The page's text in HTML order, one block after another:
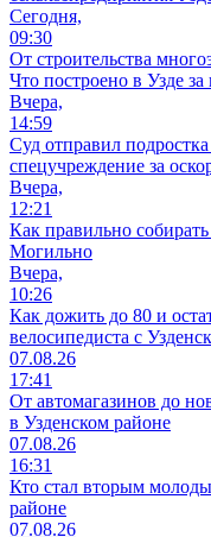
Сегодня,
09:30
От строительства
Что построено в Узде за
Вчера,
14:59
Суд отправил
спецучреждение за
Вчера,
12:21
Как правильно
Могильно
Вчера,
10:26
Как дожить до 80 и
велосипедиста с
07.08.26
17:41
От автомагазинов до
в Узденском районе
07.08.26
16:31
Кто стал вторым
районе
07.08.26